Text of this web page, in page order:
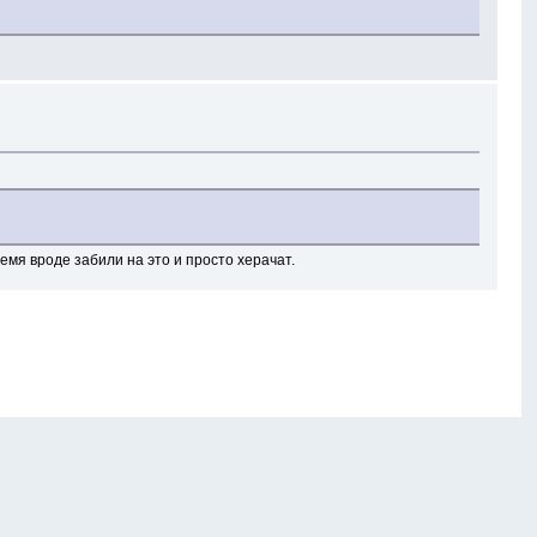
вроде забили на это и просто херачат.